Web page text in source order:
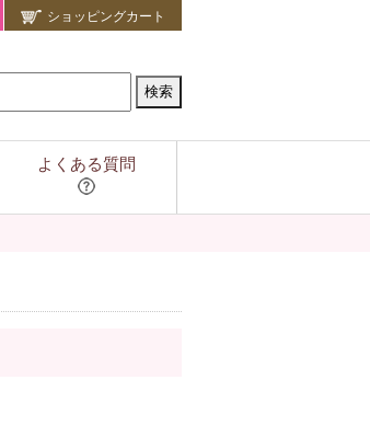
ショッピングカート
よくある質問